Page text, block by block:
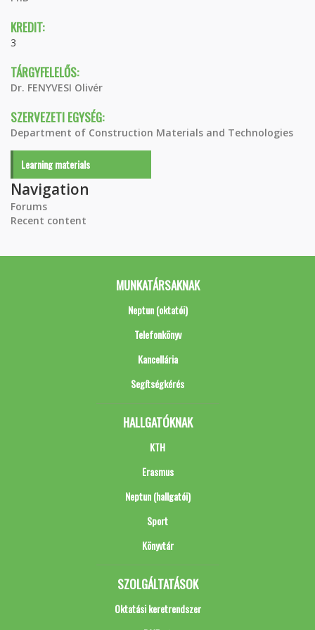
KREDIT:
3
TÁRGYFELELŐS:
Dr. FENYVESI Olivér
SZERVEZETI EGYSÉG:
Department of Construction Materials and Technologies
Learning materials
Navigation
Forums
Recent content
MUNKATÁRSAKNAK
Neptun (oktatói)
Telefonkönyv
Kancellária
Segítségkérés
HALLGATÓKNAK
KTH
Erasmus
Neptun (hallgatói)
Sport
Könyvtár
SZOLGÁLTATÁSOK
Oktatási keretrendszer